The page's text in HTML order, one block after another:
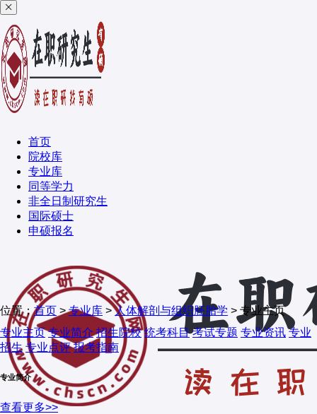
首页
院校库
专业库
同等学力
非全日制研究生
国际硕士
申硕报名
位置：首页 >专业库 >人体解剖与组织胚胎学 > 专业主页
专业主页 专业简介 招生院校 统考科目 考试专题 专业资讯 专业
招生 专业点评 报考指南
专业简介
查看更多>>